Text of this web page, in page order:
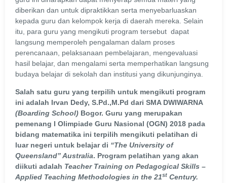
diberikan dan untuk dipraktikkan serta menyebarluaskan
kepada guru dan kelompok kerja di daerah mereka. Selain
itu, para guru yang mengikuti program tersebut dapat
langsung memperoleh pengalaman dalam proses
perencanaan, pelaksanaan pembelajaran, mengevaluasi
hasil belajar, dan mengalami serta memperhatikan langsung
budaya belajar di sekolah dan institusi yang dikunjunginya.
Salah satu guru yang terpilih untuk mengikuti program
ini adalah Irvan Dedy, S.Pd.,M.Pd dari SMA DWIWARNA
(Boarding School) Bogor. Guru yang merupakan
pemenang I Olimpiade Guru Nasional (OGN) 2018 pada
bidang matematika ini terpilih mengikuti pelatihan di
luar negeri untuk belajar di “The University of
Queensland” Australia. Program pelatihan yang akan
diikuti adalah Teacher Training on Pedagogical Skills –
Applied Teaching Methodologies in the 21st Century.